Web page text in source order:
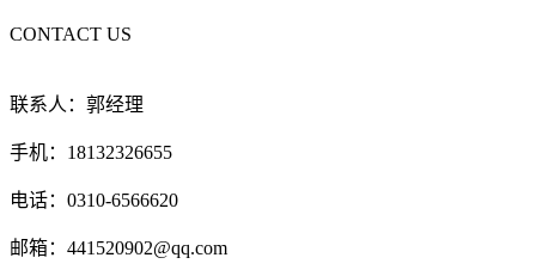
CONTACT US
联系人：郭经理
手机：18132326655
电话：0310-6566620
邮箱：441520902@qq.com